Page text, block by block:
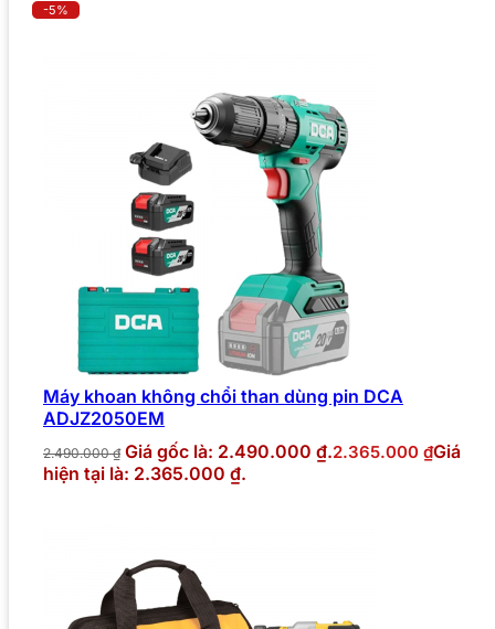
-5%
Máy khoan không chổi than dùng pin DCA
ADJZ2050EM
2.490.000₫ Giá gốc là: 2.490.000 ₫.2.365.000 ₫Giá
hiện tại là: 2.365.000 ₫.